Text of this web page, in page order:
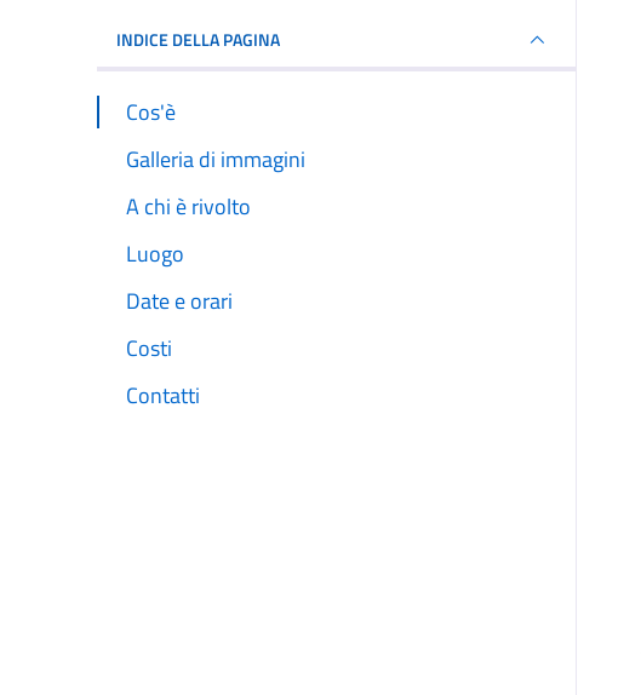
INDICE DELLA PAGINA
Cos'è
Galleria di immagini
A chi è rivolto
Luogo
Date e orari
Costi
Contatti